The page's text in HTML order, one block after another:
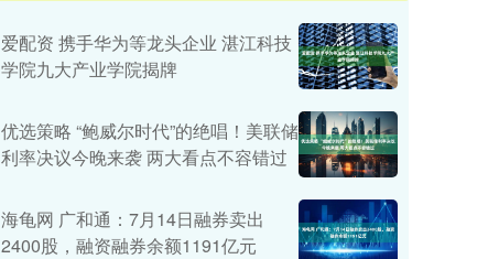
爱配资 携手华为等龙头企业 湛江科技
学院九大产业学院揭牌
优选策略 “鲍威尔时代”的绝唱！美联储
利率决议今晚来袭 两大看点不容错过
海龟网 广和通：7月14日融券卖出
2400股，融资融券余额1191亿元